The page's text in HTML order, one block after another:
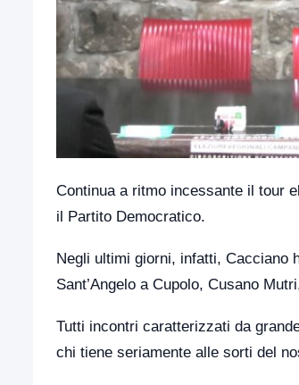
Continua a ritmo incessante il tour
il Partito Democratico.
Negli ultimi giorni, infatti, Cacciano
Sant’Angelo a Cupolo, Cusano
Tutti incontri caratterizzati da
chi tiene seriamente alle sorti del